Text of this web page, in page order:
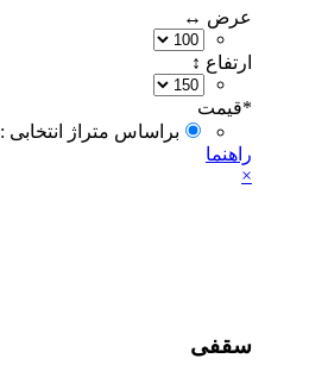
عرض ↔
ارتفاع ↕
*قیمت‌
براساس متراژ انتخابی :
راهنما
×
سقفی